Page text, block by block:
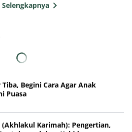
Begini Cara Agar Anak
Puasa
Karimah): Pengertian,